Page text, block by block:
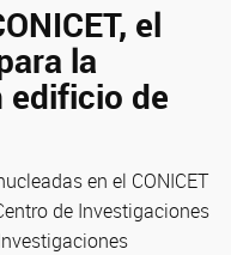
el
la
edificio de
en el CONICET
de Investigaciones